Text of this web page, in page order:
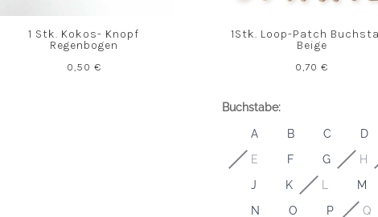
1 Stk. Kokos- Knopf
Regenbogen
0,50 €
1Stk. Loop-Patch
Beige
0,70€
Buchstabe:
A B C
D
E
F G H
J
K
M
N
O P
Q